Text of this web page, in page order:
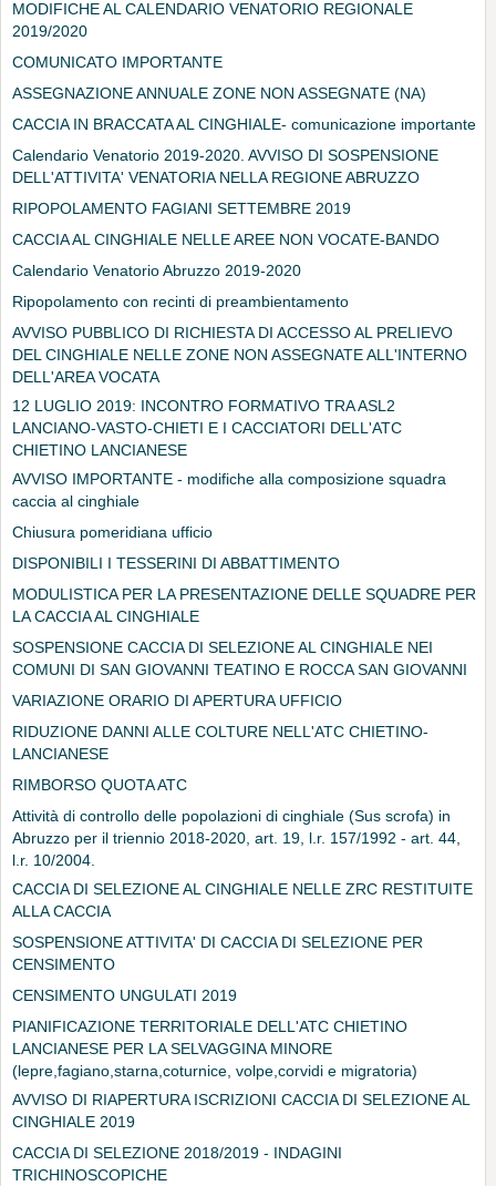
MODIFICHE AL CALENDARIO VENATORIO REGIONALE
2019/2020
COMUNICATO IMPORTANTE
ASSEGNAZIONE ANNUALE ZONE NON ASSEGNATE (NA)
CACCIA IN BRACCATA AL CINGHIALE- comunicazione importante
Calendario Venatorio 2019-2020. AVVISO DI SOSPENSIONE
DELL'ATTIVITA' VENATORIA NELLA REGIONE ABRUZZO
RIPOPOLAMENTO FAGIANI SETTEMBRE 2019
CACCIA AL CINGHIALE NELLE AREE NON VOCATE-BANDO
Calendario Venatorio Abruzzo 2019-2020
Ripopolamento con recinti di preambientamento
AVVISO PUBBLICO DI RICHIESTA DI ACCESSO AL PRELIEVO
DEL CINGHIALE NELLE ZONE NON ASSEGNATE ALL'INTERNO
DELL'AREA VOCATA
12 LUGLIO 2019: INCONTRO FORMATIVO TRA ASL2
LANCIANO-VASTO-CHIETI E I CACCIATORI DELL'ATC
CHIETINO LANCIANESE
AVVISO IMPORTANTE - modifiche alla composizione squadra
caccia al cinghiale
Chiusura pomeridiana ufficio
DISPONIBILI I TESSERINI DI ABBATTIMENTO
MODULISTICA PER LA PRESENTAZIONE DELLE SQUADRE PER
LA CACCIA AL CINGHIALE
SOSPENSIONE CACCIA DI SELEZIONE AL CINGHIALE NEI
COMUNI DI SAN GIOVANNI TEATINO E ROCCA SAN GIOVANNI
VARIAZIONE ORARIO DI APERTURA UFFICIO
RIDUZIONE DANNI ALLE COLTURE NELL'ATC CHIETINO-
LANCIANESE
RIMBORSO QUOTA ATC
Attività di controllo delle popolazioni di cinghiale (Sus scrofa) in
Abruzzo per il triennio 2018-2020, art. 19, l.r. 157/1992 - art. 44,
l.r. 10/2004.
CACCIA DI SELEZIONE AL CINGHIALE NELLE ZRC RESTITUITE
ALLA CACCIA
SOSPENSIONE ATTIVITA' DI CACCIA DI SELEZIONE PER
CENSIMENTO
CENSIMENTO UNGULATI 2019
PIANIFICAZIONE TERRITORIALE DELL'ATC CHIETINO
LANCIANESE PER LA SELVAGGINA MINORE
(lepre,fagiano,starna,coturnice, volpe,corvidi e migratoria)
AVVISO DI RIAPERTURA ISCRIZIONI CACCIA DI SELEZIONE AL
CINGHIALE 2019
CACCIA DI SELEZIONE 2018/2019 - INDAGINI
TRICHINOSCOPICHE